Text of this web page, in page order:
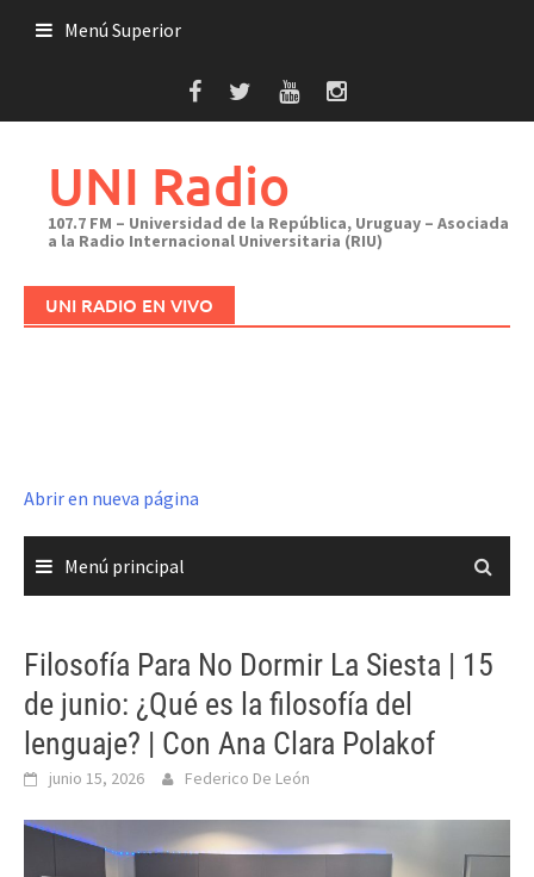
Menú Superior
UNI Radio
107.7 FM – Universidad de la República, Uruguay – Asociada
a la Radio Internacional Universitaria (RIU)
UNI RADIO EN VIVO
Abrir en nueva página
Menú principal
Filosofía Para No Dormir La Siesta | 15
de junio: ¿Qué es la filosofía del
lenguaje? | Con Ana Clara Polakof
junio 15, 2026 Federico De León